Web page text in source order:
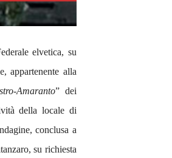
elvetica, su
appartenente alla
Amaranto” dei
della locale di
conclusa a
su richiesta